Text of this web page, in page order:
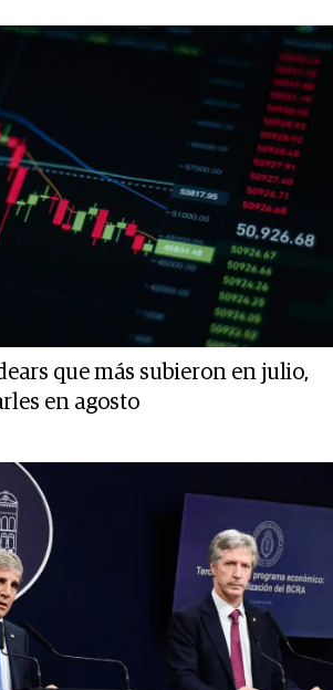
que más subieron en julio,
en agosto